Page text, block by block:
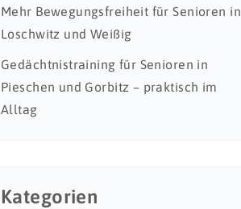
Mehr Bewegungsfreiheit für Senioren in
Loschwitz und Weißig
Gedächtnistraining für Senioren in
Pieschen und Gorbitz – praktisch im
Alltag
Kategorien